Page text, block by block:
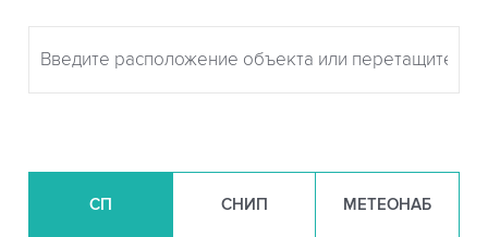
СП СНИП МЕТЕОНАБ